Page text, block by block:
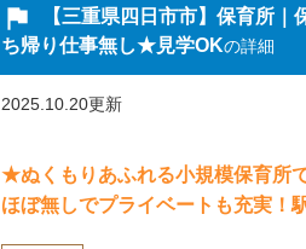
flag
【三重県四日市市】保育所
ち帰り仕事無し★見学OKの詳細
2025.10.20更新
★ぬくもりあふれる小規模保育所
ほぼ無しでプライベートも充実！